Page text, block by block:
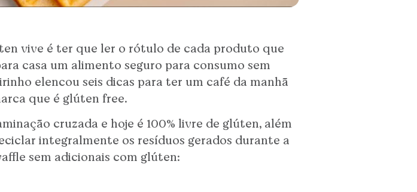
vive é ter que ler o rótulo de cada produto que
casa um alimento seguro para consumo sem
elencou seis dicas para ter um café da manhã
que é glúten free.
cruzada e hoje é 100% livre de glúten, além
integralmente os resíduos gerados durante a
sem adicionais com glúten: